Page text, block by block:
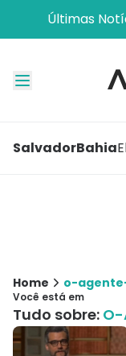
Últimas
SalvadorBahia
Home o-
Você está em
Tudo sobre: O-